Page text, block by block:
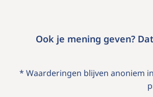
Ook je mening geven?
* Waarderingen blijven anoniem